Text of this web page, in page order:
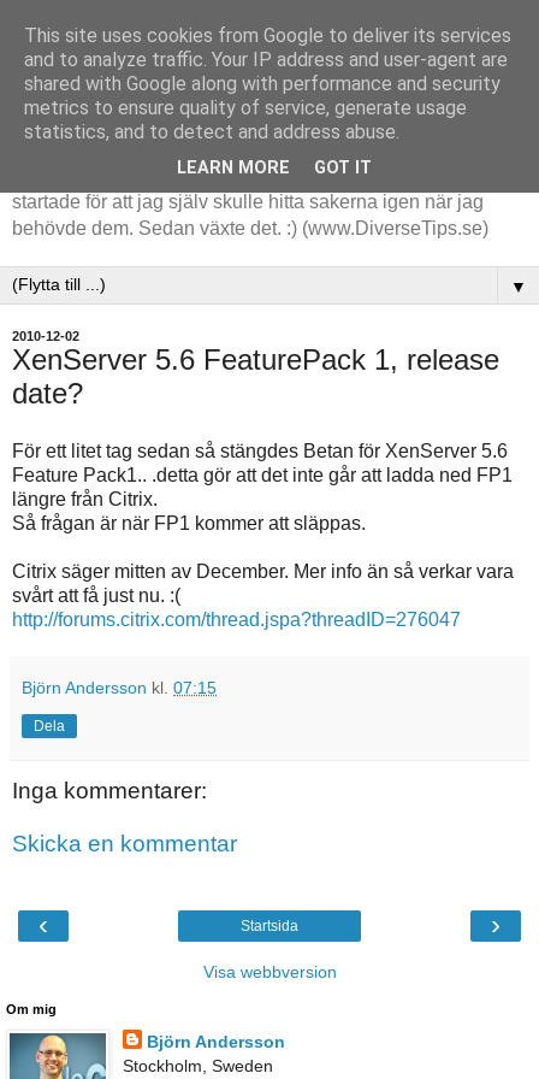
Tips och tankar kring de saker jag stöter på i arbetet. Det
startade för att jag själv skulle hitta sakerna igen när jag
behövde dem. Sedan växte det. :) (www.DiverseTips.se)
▼
2010-12-02
XenServer 5.6 FeaturePack 1, release
date?
För ett litet tag sedan så stängdes Betan för XenServer 5.6
Feature Pack1.. .detta gör att det inte går att ladda ned FP1
längre från Citrix.
Så frågan är när FP1 kommer att släppas.
Citrix säger mitten av December. Mer info än så verkar vara
svårt att få just nu. :(
http://forums.citrix.com/thread.jspa?threadID=276047
Björn Andersson kl. 07:15
Dela
Inga kommentarer:
Skicka en kommentar
‹ ›
Startsida
Visa webbversion
Om mig
Björn Andersson
Stockholm, Sweden
This site uses cookies from Google to deliver its services
and to analyze traffic. Your IP address and user-agent are
shared with Google along with performance and security
metrics to ensure quality of service, generate usage
statistics, and to detect and address abuse.
LEARN MORE GOT IT